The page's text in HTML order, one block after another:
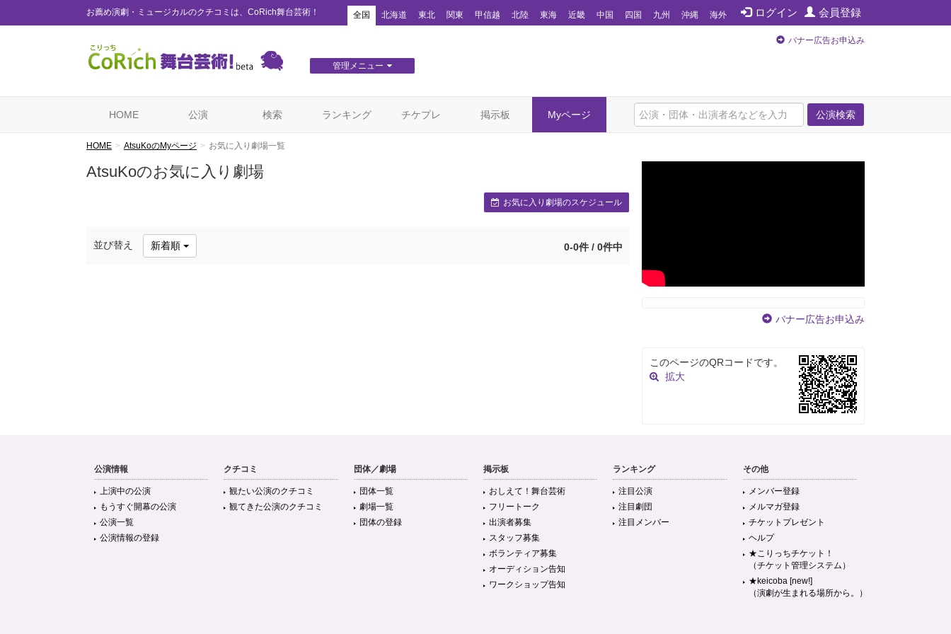
お薦め演劇・ミュージカルのクチコミは、CoRich舞台芸術！ ログイン 会員登録
全国 北海道 東北 関東 甲信越 北陸 東海 近畿 中国 四国 九州 沖縄 海外
管理メニュー
バナー広告お申込み
公演検索
HOME 公演 検索 ランキング チケプレ 掲示板 Myページ
HOME AtsuKoのMyページ お気に入り劇場一覧
AtsuKoのお気に入り劇場
お気に入り劇場のスケジュール
並び替え 新着順 0-0件 / 0件中
バナー広告お申込み
このページのQRコードです。
拡大
公演情報
上演中の公演
もうすぐ開幕の公演
公演一覧
公演情報の登録
クチコミ
観たい公演のクチコミ
観てきた公演のクチコミ
団体／劇場
団体一覧
劇場一覧
団体の登録
掲示板
おしえて！舞台芸術
フリートーク
出演者募集
スタッフ募集
ボランティア募集
オーディション告知
ワークショップ告知
ランキング
注目公演
注目劇団
注目メンバー
その他
メンバー登録
メルマガ登録
チケットプレゼント
ヘルプ
★こりっちチケット！
（チケット管理システム）
★keicoba [new!]
（演劇が生まれる場所から。）